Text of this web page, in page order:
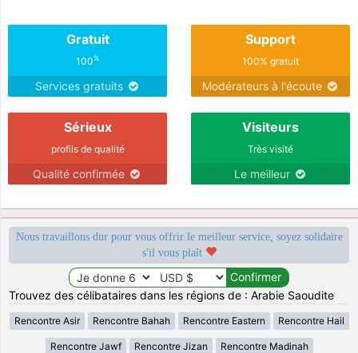
Gratuit
100%
Services gratuits
Support
100% gratuit
Modérateurs à l'écoute
Sérieux
profils de qualité
Qualité confirmée
Visiteurs
Très visité
Le meilleur
Nous travaillons dur pour vous offrir le meilleur service, soyez solidaire
s'il vous plaît
Trouvez des célibataires dans les régions de : Arabie Saoudite
Rencontre Asir Rencontre Bahah Rencontre Eastern Rencontre Hail
Rencontre Jawf Rencontre Jizan Rencontre Madinah